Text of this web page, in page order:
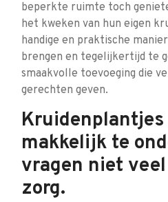
beperkte ruimte toch
het kweken van hun eigen
handige en praktische
brengen en tegelijkertijd te
smaakvolle toevoeging die
gerechten geven.
makkelijk te
vragen niet
zorg.